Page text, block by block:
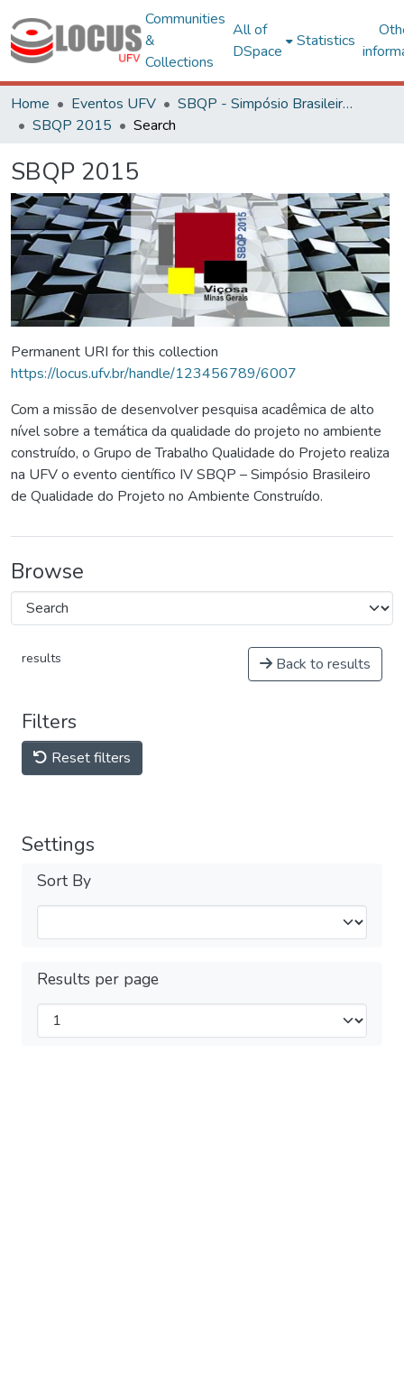
Communities
&
Collections
All of
DSpace
Statistics
Home Eventos UFV
SBQP - Simpósio Brasileiro de Qualidade do Projeto no Ambiente Construído
SBQP 2015
Search
SBQP 2015
Permanent URI for this collection
https://locus.ufv.br/handle/123456789/6007
Com a missão de desenvolver pesquisa acadêmica de alto
nível sobre a temática da qualidade do projeto no ambiente
construído, o Grupo de Trabalho Qualidade do Projeto realiza
na UFV o evento científico IV SBQP – Simpósio Brasileiro
de Qualidade do Projeto no Ambiente Construído.
Browse
results Back to results
Filters
Reset filters
Settings
Sort By
Results per page